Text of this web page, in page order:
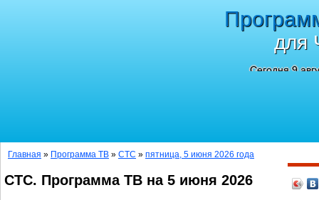
для
Сегодня 9
Главная » Программа ТВ » СТС » пятница, 5 июня 2026 года
СТС. Программа ТВ на 5 июня 2026